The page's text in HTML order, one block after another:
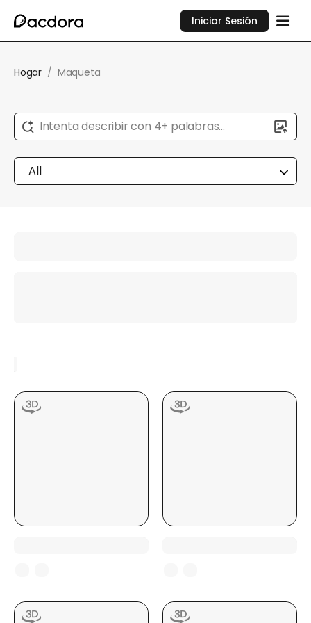
Iniciar Sesión
Hogar / Maqueta
Intenta describir con 4+ palabras...
All